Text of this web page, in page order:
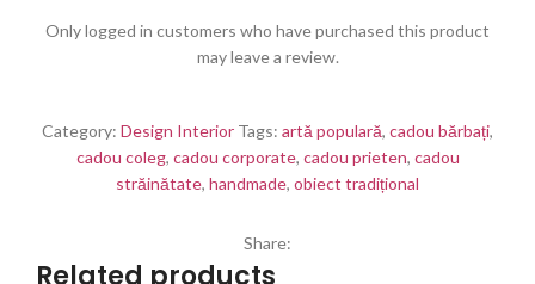
Only logged in customers who have purchased this product
may leave a review.
Category: Design Interior Tags: artă populară, cadou bărbați,
cadou coleg, cadou corporate, cadou prieten, cadou
străinătate, handmade, obiect tradițional
Share: